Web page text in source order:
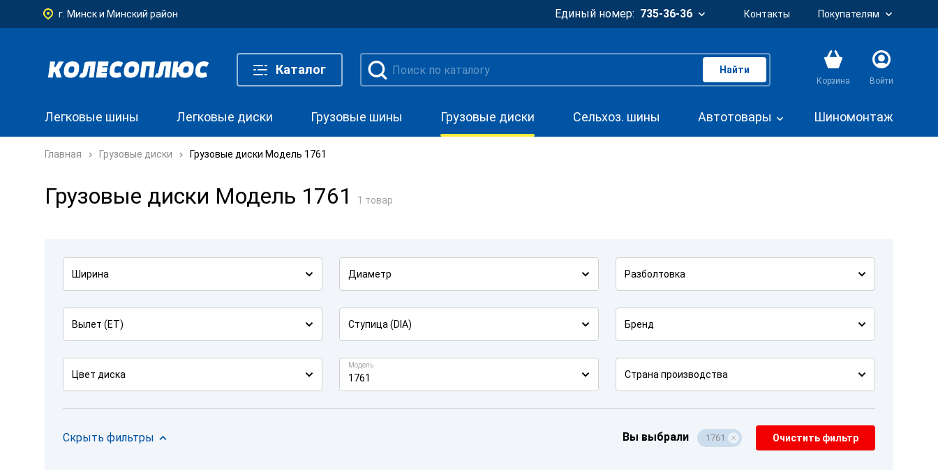
г. Минск и Минский район Единый номер: 735-36-36 Контакты Покупателям
Каталог Найти
Корзина Войти
Легковые шины Легковые диски Грузовые шины Грузовые диски Сельхоз. шины Автотовары Шиномонтаж
Главная Грузовые диски Грузовые диски Модель 1761
Грузовые диски Модель 1761 1 товар
Ширина Диаметр Разболтовка
Вылет (ET) Ступица (DIA) Бренд
Цвет диска
Модель
1761 Страна производства
Скрыть фильтры Вы выбрали 1761 Очистить фильтр